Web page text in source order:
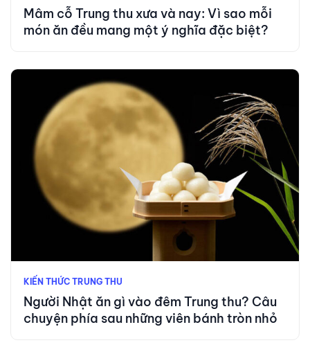
Mâm cỗ Trung thu xưa và nay: Vì sao mỗi
món ăn đều mang một ý nghĩa đặc biệt?
KIẾN THỨC TRUNG THU
Người Nhật ăn gì vào đêm Trung thu? Câu
chuyện phía sau những viên bánh tròn nhỏ